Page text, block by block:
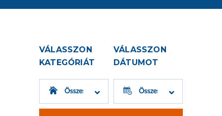
VÁLASSZON
KATEGÓRIÁT
VÁLASSZON
DÁTUMOT